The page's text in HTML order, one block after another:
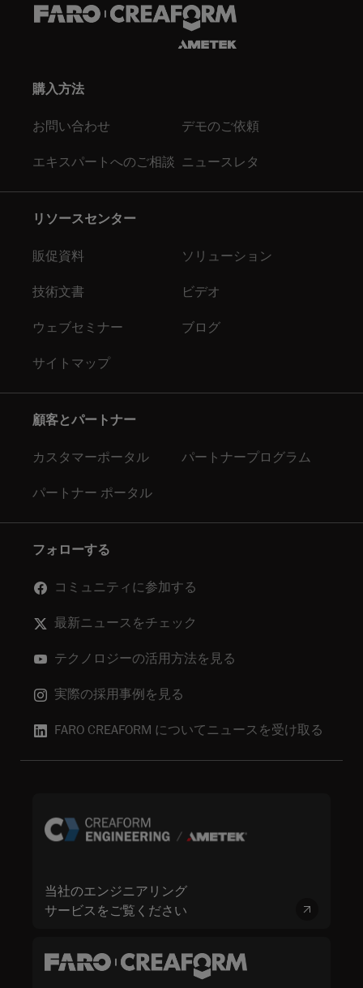
購入方法
お問い合わせ デモのご依頼
エキスパートへのご相談 ニュースレタ
リソースセンター
販促資料 ソリューション
技術文書 ビデオ
ウェブセミナー ブログ
サイトマップ
顧客とパートナー
カスタマーポータル パートナープログラム
パートナー ポータル
フォローする
コミュニティに参加する
最新ニュースをチェック
テクノロジーの活用方法を見る
実際の採用事例を見る
FARO CREAFORM についてニュースを受け取る
当社のエンジニアリング
サービスをご覧ください